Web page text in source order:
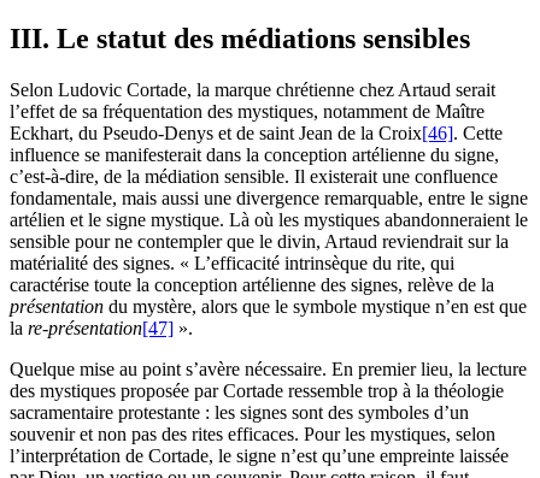
III. Le statut des médiations sensibles
Selon Ludovic Cortade, la marque chrétienne chez Artaud serait
l’effet de sa fréquentation des mystiques, notamment de Maître
Eckhart, du Pseudo-Denys et de saint Jean de la Croix[46]. Cette
influence se manifesterait dans la conception artélienne du signe,
c’est-à-dire, de la médiation sensible. Il existerait une confluence
fondamentale, mais aussi une divergence remarquable, entre le signe
artélien et le signe mystique. Là où les mystiques abandonneraient le
sensible pour ne contempler que le divin, Artaud reviendrait sur la
matérialité des signes. « L’efficacité intrinsèque du rite, qui
caractérise toute la conception artélienne des signes, relève de la
présentation du mystère, alors que le symbole mystique n’en est que
la re-présentation[47] ».
Quelque mise au point s’avère nécessaire. En premier lieu, la lecture
des mystiques proposée par Cortade ressemble trop à la théologie
sacramentaire protestante : les signes sont des symboles d’un
souvenir et non pas des rites efficaces. Pour les mystiques, selon
l’interprétation de Cortade, le signe n’est qu’une empreinte laissée